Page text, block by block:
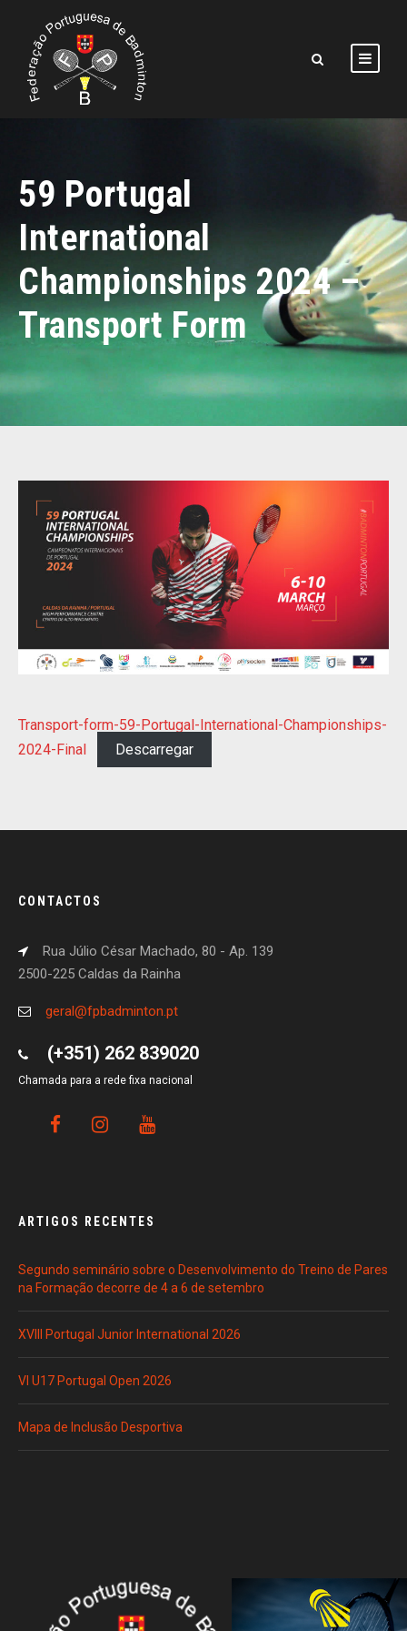
59 Portugal
International
Championships 2024 –
Transport Form
Transport-form-59-Portugal-International-Championships-
2024-Final
Descarregar
CONTACTOS
Rua Júlio César Machado, 80 - Ap. 139
2500-225 Caldas da Rainha
geral@fpbadminton.pt
(+351) 262 839020
Chamada para a rede fixa nacional
ARTIGOS RECENTES
Segundo seminário sobre o Desenvolvimento do Treino de Pares
na Formação decorre de 4 a 6 de setembro
XVIII Portugal Junior International 2026
VI U17 Portugal Open 2026
Mapa de Inclusão Desportiva